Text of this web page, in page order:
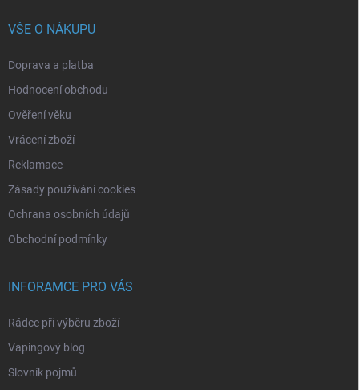
VŠE O NÁKUPU
Doprava a platba
Hodnocení obchodu
Ověření věku
Vrácení zboží
Reklamace
Zásady používání cookies
Ochrana osobních údajů
Obchodní podmínky
INFORAMCE PRO VÁS
Rádce při výběru zboží
Vapingový blog
Slovník pojmů